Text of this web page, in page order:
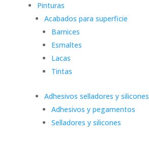
Pinturas
Acabados para superficie
Barnices
Esmaltes
Lacas
Tintas
Adhesivos selladores y silicones
Adhesivos y pegamentos
Selladores y silicones